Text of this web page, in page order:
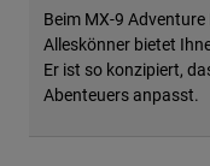
Beim MX-9
Alleskönner bietet
Er ist so konzipiert,
Abenteuers anpasst.